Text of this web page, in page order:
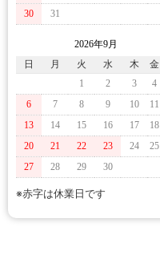
30
31
2026年9月
日
月 火 水 木 金
1
2 3 4
6
7 8 9 10 11
13
14 15 16 17 18
20
21 22 23 24 25
27
28 29 30
※赤字は休業日です